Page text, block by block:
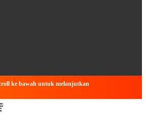
ke bawah untuk melanjutkan